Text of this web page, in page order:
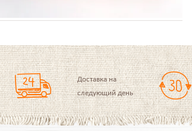
Доставка на
следующий день